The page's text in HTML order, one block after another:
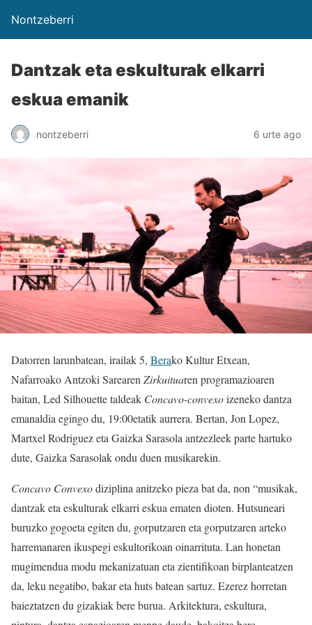
Nontzeberri
Dantzak eta eskulturak elkarri
eskua emanik
nontzeberri 6 urte ago
Datorren larunbatean, irailak 5, Berako Kultur Etxean,
Nafarroako Antzoki SarearenZirkuituaren programazioaren
baitan, Led Silhouette taldeak Concavo-convexoizeneko dantza
emanaldia egingo du, 19:00etatik aurrera. Bertan, Jon Lopez,
Martxel Rodriguez eta Gaizka Sarasola antzezleek parte hartuko
dute, Gaizka Sarasolak ondu duen musikarekin.
Concavo Convexodiziplina anitzeko pieza bat da, non “musikak,
dantzak eta eskulturak elkarri eskua ematen dioten. Hutsuneari
buruzko gogoeta egiten du, gorputzaren eta gorputzaren arteko
harremanaren ikuspegi eskultorikoan oinarrituta. Lan honetan
mugimendua modu mekanizatuan eta zientifikoan birplanteatzen
da, leku negatibo, bakar eta huts batean sartuz. Ezerez horretan
baieztatzen du gizakiak bere burua. Arkitektura, eskultura,